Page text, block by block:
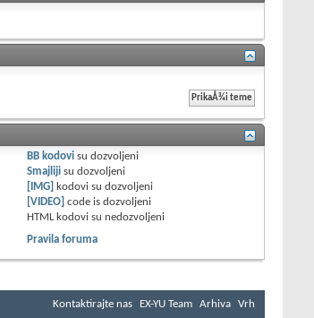
BB kodovi sudozvoljeni
Smajliji sudozvoljeni
[IMG] kodovi sudozvoljeni
[VIDEO] code isdozvoljeni
HTML kodovi su nedozvoljeni
Pravila foruma
Kontaktirajte nas EX-YU Team Arhiva Vrh